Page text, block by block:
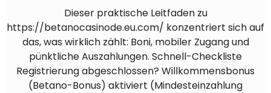
Dieser praktische Leitfaden zu
https://betanocasinode.eu.com/ konzentriert sich auf
das, was wirklich zählt: Boni, mobiler Zugang und
pünktliche Auszahlungen. Schnell-Checkliste
Registrierung abgeschlossen? Willkommensbonus
(Betano-Bonus) aktiviert (Mindesteinzahlung